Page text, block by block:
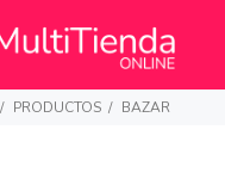
PRODUCTOS BAZAR